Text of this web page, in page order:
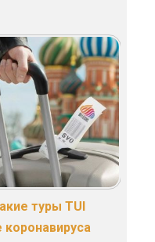
туры TUI
коронавируса